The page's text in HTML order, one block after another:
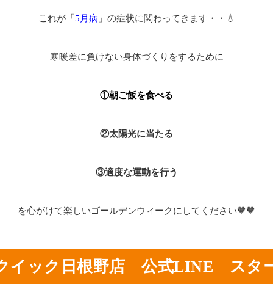
これが「 5月病 」の症状に関わってきます・・💧
寒暖差に負けない身体づくりをするために
①朝ご飯を食べる
②太陽光に当たる
③適度な運動を行う
を心がけて楽しいゴールデンウィークにしてください🧡🧡
イック日根野店 公式LINE スタ